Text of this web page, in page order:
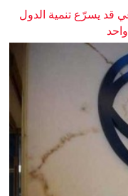
قد يسرّع تنمية الدول